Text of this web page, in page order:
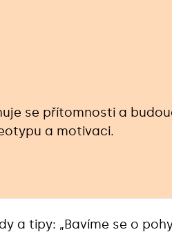
se přítomnosti a
a motivaci.
a tipy: „Bavíme se o